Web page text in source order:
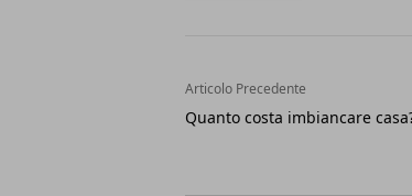
Articolo Precedente
Quanto costa imbiancare